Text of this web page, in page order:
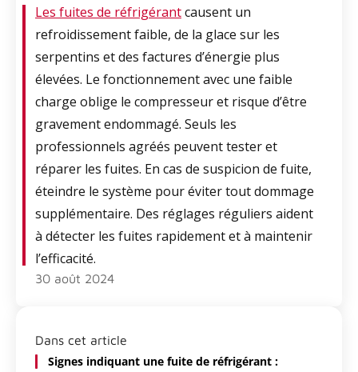
Les fuites de réfrigérantcausent un
refroidissement faible, de la glace sur les
serpentins et des factures d’énergie plus
élevées. Le fonctionnement avec une faible
charge oblige le compresseur et risque d’être
gravement endommagé. Seuls les
professionnels agréés peuvent tester et
réparer les fuites. En cas de suspicion de fuite,
éteindre le système pour éviter tout dommage
supplémentaire. Des réglages réguliers aident
à détecter les fuites rapidement et à maintenir
l’efficacité.
30 août 2024
Dans cet article
Signes indiquant une fuite de réfrigérant :